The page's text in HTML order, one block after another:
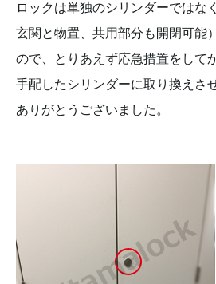
ロックは単独のシリンダーではな
玄関と物置、共用部分も開閉可能
ので、とりあえず応急措置をして
手配したシリンダーに取り換えさ
ありがとうございました。